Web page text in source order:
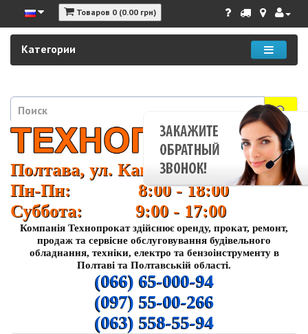
Товаров 0 (0.00 грн)
Категории
Полтава, ул. Кагамлыка 37
Пн-Пн: 8:00 - 18:00
Суббота: 9:00 - 17:00
Компанія Технопрокат здійснює оренду, прокат, ремонт,
продаж та сервісне обслуговування будівельного
обладнання, техніки, електро та бензоінструменту в
Полтаві та Полтавській області.
(066) 65-000-94
(097) 55-00-266
(063) 558-55-94